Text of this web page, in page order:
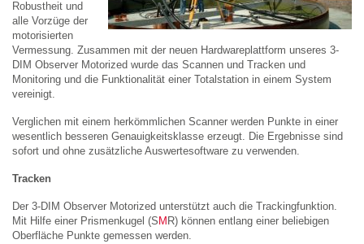
Robustheit und
alle Vorzüge der
motorisierten
Vermessung. Zusammen mit der neuen Hardwareplattform unseres 3-
DIM Observer Motorized wurde das Scannen und Tracken und
Monitoring und die Funktionalität einer Totalstation in einem System
vereinigt.
Verglichen mit einem herkömmlichen Scanner werden Punkte in einer
wesentlich besseren Genauigkeitsklasse erzeugt. Die Ergebnisse sind
sofort und ohne zusätzliche Auswertesoftware zu verwenden.
Tracken
Der 3-DIM Observer Motorized unterstützt auch die Trackingfunktion.
Mit Hilfe einer Prismenkugel (S M R) können entlang einer beliebigen
Oberfläche Punkte gemessen werden.